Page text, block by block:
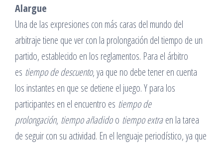
Alargue
Una de las expresiones con más caras del mundo del
arbitraje tiene que ver con la prolongación del tiempo de un
partido, establecido en los reglamentos. Para el árbitro
es tiempo de descuento, ya que no debe tener en cuenta
los instantes en que se detiene el juego. Y para los
participantes en el encuentro es tiempo de
prolongación, tiempo añadidoo tiempo extraen la tarea
de seguir con su actividad. En el lenguaje periodístico, ya que